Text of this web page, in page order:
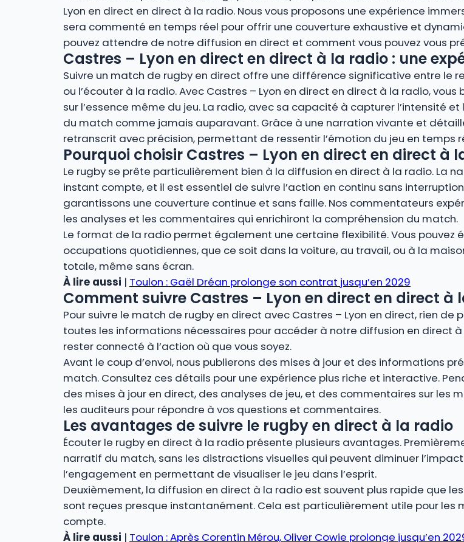
Lyon en direct en direct à la radio. Nous vous proposons une expérience
sera commenté en temps réel pour offrir une couverture exhaustive et
pouvez attendre de notre diffusion en direct et comment vous pouvez vous
Castres – Lyon en direct en direct à la radio : une
Suivre un match de rugby en direct offre une différence significative entre le
ou l’écouter à la radio. Avec Castres – Lyon en direct en direct à la radio,
sur l’essence même du jeu. La radio, avec sa capacité à capturer l’intensité
du match comme jamais auparavant. Grâce à une narration vivante et
retranscrit avec précision, permettant de ressentir l’émotion du jeu en temps
Pourquoi choisir Castres – Lyon en direct en direct à
Le rugby se prête particulièrement bien à la diffusion en direct à la radio. La
instant compte, et il est essentiel de suivre l’action en continu sans
garantissons une couverture continue et sans faille. Nos commentateurs
les analyses et les commentaires qui enrichiront la compréhension du match.
Le format de la radio permet également une certaine flexibilité. Vous
occupations quotidiennes, que ce soit dans la voiture, au travail, ou à la
totale, même sans écran.
À lire aussi | Toulon : Gaël Dréan prolonge son contrat jusqu’en 2029
Comment suivre Castres – Lyon en direct en direct à
Pour suivre le match de rugby en direct avec Castres – Lyon en direct, rien de
toutes les informations nécessaires pour accéder à notre diffusion en direct
rester connecté à l’action où que vous soyez.
Avant le coup d’envoi, nous publierons des mises à jour et des informations
match. Consultez ces détails pour une expérience plus riche et interactive.
des mises à jour en direct, des analyses de jeu, et des commentaires sur les
les auditeurs pour répondre à vos questions et commentaires.
Les avantages de suivre le rugby en direct à la radio
Écouter le rugby en direct à la radio présente plusieurs avantages.
narratif du match, sans les distractions visuelles qui peuvent diminuer
l’engagement en permettant de visualiser le jeu dans l’esprit.
Deuxièmement, la diffusion en direct à la radio est souvent plus rapide que
sont reçues presque instantanément. Cela est particulièrement utile pour les
compte.
À lire aussi | Toulon : Après Corentin Mérou, Oliver Cowie prolonge jusqu’en